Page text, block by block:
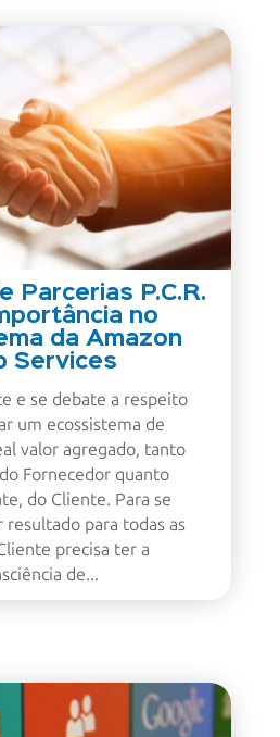
Parcerias P.C.R.
no
da Amazon
Services
e se debate a respeito
um ecossistema de
valor agregado, tanto
Fornecedor quanto
do Cliente. Para se
para todas as
precisa ter a
de...